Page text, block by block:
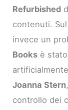
Refurbished
contenuti.
invece un
Books è
Joanna Stern
controllo dei